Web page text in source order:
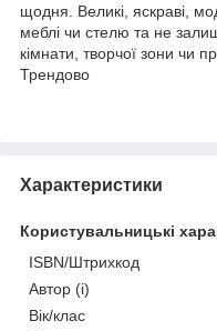
щодня. Великі, яскраві,
меблі чи стелю та не
кімнати, творчої зони чи
Трендово
Характеристики
Користувальницькі
ISBN/Штрихкод
Автор (і)
Вік/клас